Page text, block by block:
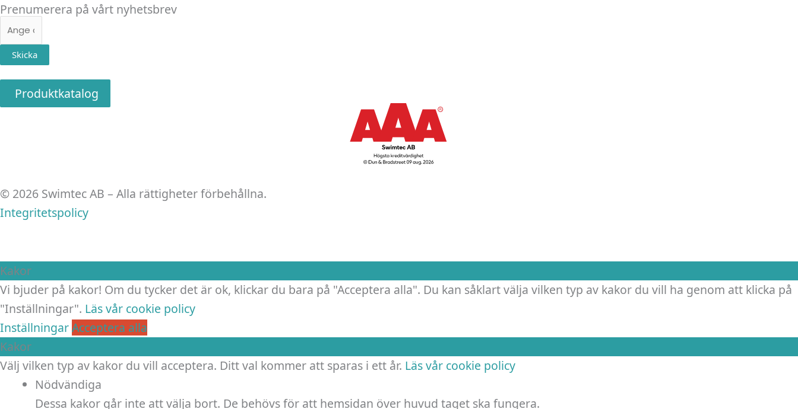
Prenumerera på vårt nyhetsbrev
E-
post
Skicka
Produktkatalog
© 2026 Swimtec AB – Alla rättigheter förbehållna.
Integritetspolicy
Kakor
Vi bjuder på kakor! Om du tycker det är ok, klickar du bara på "Acceptera alla". Du kan såklart välja vilken typ av kakor du vill ha genom att klicka på
"Inställningar". Läs vår cookie policy
InställningarAcceptera alla
Kakor
Välj vilken typ av kakor du vill acceptera. Ditt val kommer att sparas i ett år. Läs vår cookie policy
Nödvändiga
Dessa kakor går inte att välja bort. De behövs för att hemsidan över huvud taget ska fungera.